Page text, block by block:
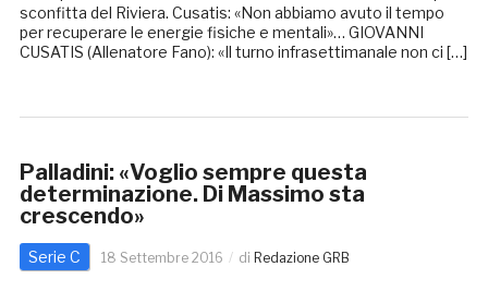
sconfitta del Riviera. Cusatis: «Non abbiamo avuto il tempo
per recuperare le energie fisiche e mentali»… GIOVANNI
CUSATIS (Allenatore Fano): «Il turno infrasettimanale non ci […]
Palladini: «Voglio sempre questa
determinazione. Di Massimo sta
crescendo»
Serie C 18 Settembre 2016 di Redazione GRB